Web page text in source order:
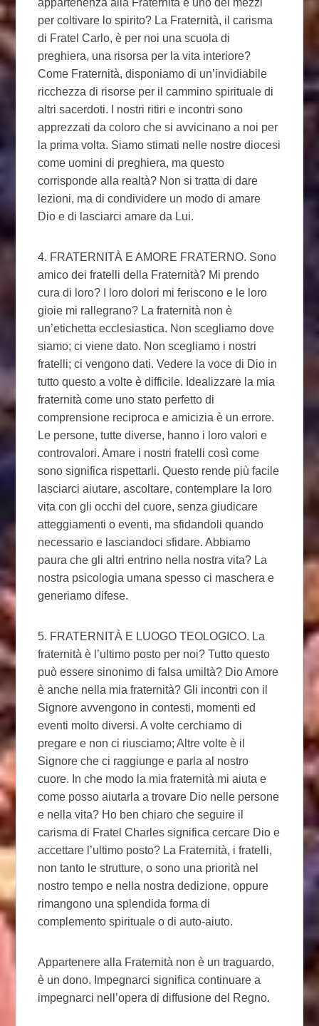
per coltivare lo spirito? La Fraternità, il carisma
di Fratel Carlo, è per noi una scuola di
preghiera, una risorsa per la vita interiore?
Come Fraternità, disponiamo di un’invidiabile
ricchezza di risorse per il cammino spirituale di
altri sacerdoti. I nostri ritiri e incontri sono
apprezzati da coloro che si avvicinano a noi per
la prima volta. Siamo stimati nelle nostre diocesi
come uomini di preghiera, ma questo
corrisponde alla realtà? Non si tratta di dare
lezioni, ma di condividere un modo di amare
Dio e di lasciarci amare da Lui.
4. FRATERNITÀ E AMORE FRATERNO. Sono
amico dei fratelli della Fraternità? Mi prendo
cura di loro? I loro dolori mi feriscono e le loro
gioie mi rallegrano? La fraternità non è
un’etichetta ecclesiastica. Non scegliamo dove
siamo; ci viene dato. Non scegliamo i nostri
fratelli; ci vengono dati. Vedere la voce di Dio in
tutto questo a volte è difficile. Idealizzare la mia
fraternità come uno stato perfetto di
comprensione reciproca e amicizia è un errore.
Le persone, tutte diverse, hanno i loro valori e
controvalori. Amare i nostri fratelli così come
sono significa rispettarli. Questo rende più facile
lasciarci aiutare, ascoltare, contemplare la loro
vita con gli occhi del cuore, senza giudicare
atteggiamenti o eventi, ma sfidandoli quando
necessario e lasciandoci sfidare. Abbiamo
paura che gli altri entrino nella nostra vita? La
nostra psicologia umana spesso ci maschera e
generiamo difese.
5. FRATERNITÀ E LUOGO TEOLOGICO. La
fraternità è l’ultimo posto per noi? Tutto questo
può essere sinonimo di falsa umiltà? Dio Amore
è anche nella mia fraternità? Gli incontri con il
Signore avvengono in contesti, momenti ed
eventi molto diversi. A volte cerchiamo di
pregare e non ci riusciamo; Altre volte è il
Signore che ci raggiunge e parla al nostro
cuore. In che modo la mia fraternità mi aiuta e
come posso aiutarla a trovare Dio nelle persone
e nella vita? Ho ben chiaro che seguire il
carisma di Fratel Charles significa cercare Dio e
accettare l’ultimo posto? La Fraternità, i fratelli,
non tanto le strutture, o sono una priorità nel
nostro tempo e nella nostra dedizione, oppure
rimangono una splendida forma di
complemento spirituale o di auto-aiuto.
Appartenere alla Fraternità non è un traguardo,
è un dono. Impegnarci significa continuare a
impegnarci nell’opera di diffusione del Regno.